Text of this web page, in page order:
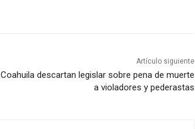
Artículo siguiente
Coahuila descartan legislar sobre pena de muerte
a violadores y pederastas